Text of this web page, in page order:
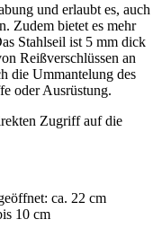
und erlaubt es, auch
. Zudem bietet es mehr
Stahlseil ist 5 mm dick
Reißverschlüssen an
die Ummantelung des
oder Ausrüstung.
Zugriff auf die
ca. 22 cm
10 cm